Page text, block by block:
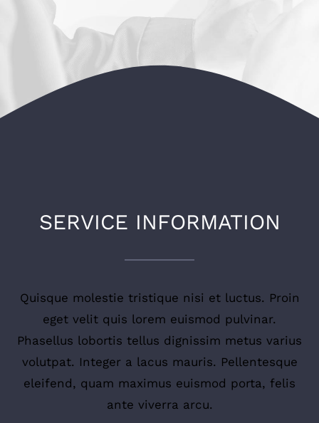
SERVICE INFORMATION
Quisque molestie tristique nisi et luctus. Proin
eget velit quis lorem euismod pulvinar.
Phasellus lobortis tellus dignissim metus varius
volutpat. Integer a lacus mauris. Pellentesque
eleifend, quam maximus euismod porta, felis
ante viverra arcu.